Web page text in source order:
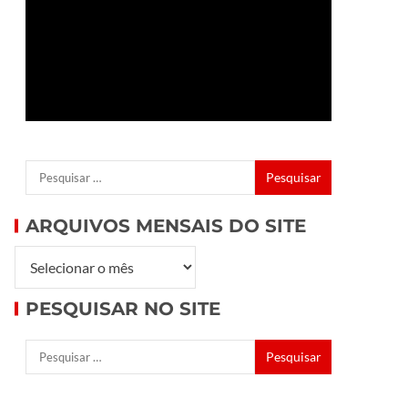
ARQUIVOS MENSAIS DO SITE
PESQUISAR NO SITE